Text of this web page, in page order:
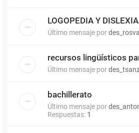
LOGOPEDIA Y DISLEXIA
Último mensaje por
recursos lingüísticos
Último mensaje por
bachillerato
Último mensaje por
Respuestas: 1